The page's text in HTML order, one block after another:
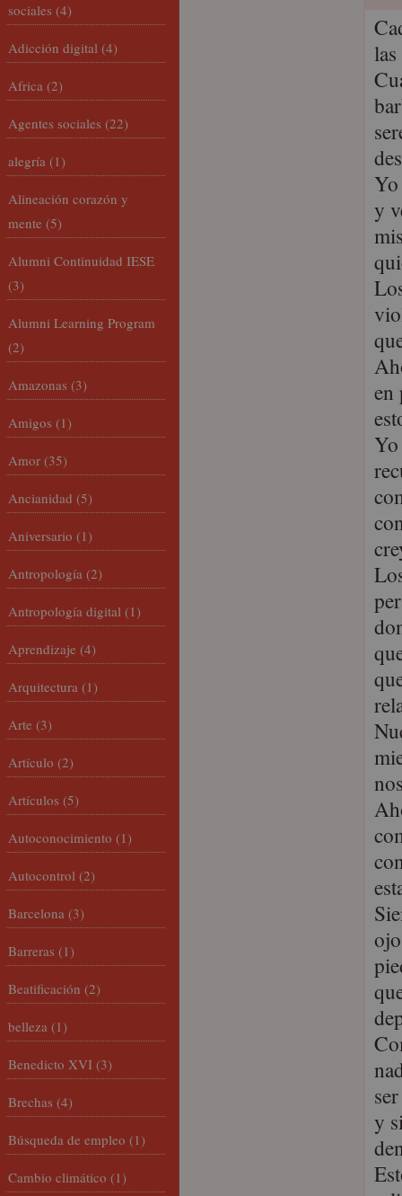
y
en
y
sociales (4)
Adicción digital (4)
Africa (2)
Agentes sociales (22)
alegría (1)
Alineación corazón y
mente (5)
Alumni Continuidad IESE
(3)
Alumni Learning Program
(2)
Amazonas (3)
Amigos (1)
Amor (35)
Ancianidad (5)
Aniversario (1)
Antropología (2)
Antropología digital (1)
Aprendizaje (4)
Arquitectura (1)
Arte (3)
Artículo (2)
Artículos (5)
Autoconocimiento (1)
Autocontrol (2)
Barcelona (3)
Barreras (1)
Beatificación (2)
belleza (1)
Benedicto XVI (3)
Brechas (4)
Búsqueda de empleo (1)
Cambio climático (1)